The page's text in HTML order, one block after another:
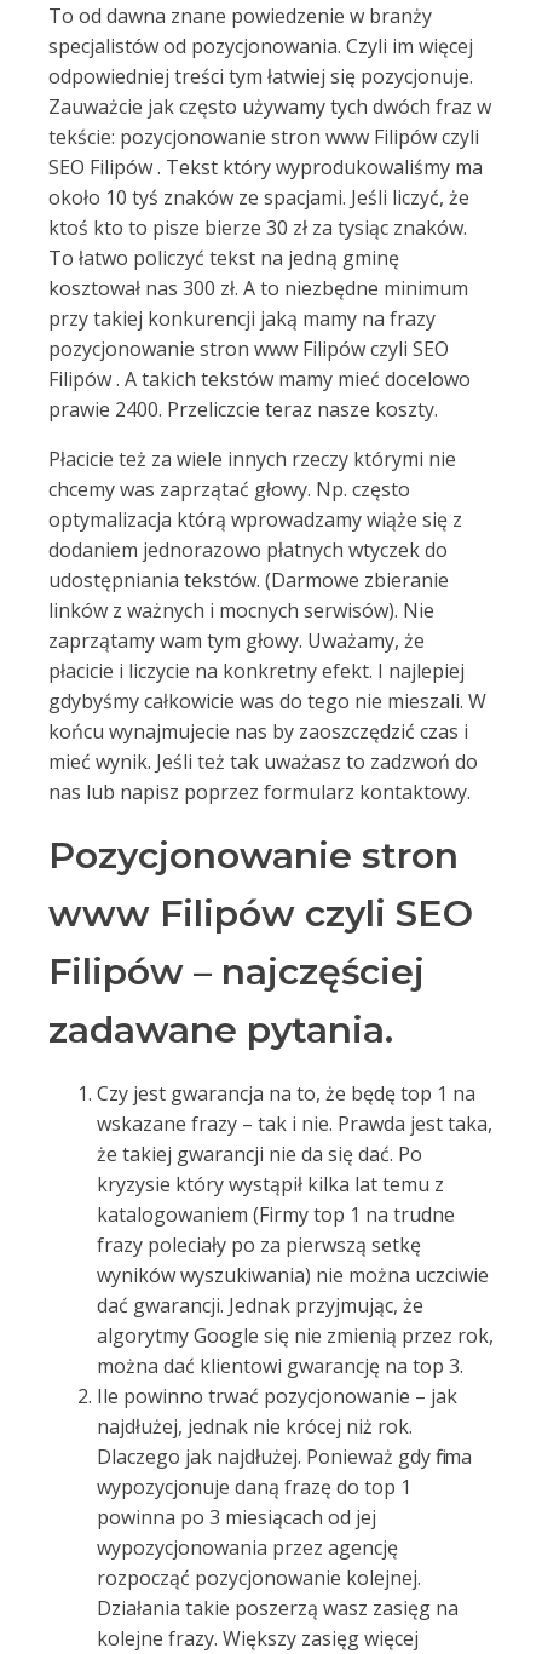
To od dawna znane powiedzenie w branży
specjalistów od pozycjonowania. Czyli im więcej
odpowiedniej treści tym łatwiej się pozycjonuje.
Zauważcie jak często używamy tych dwóch fraz w
tekście: pozycjonowanie stron www Filipów czyli
SEO Filipów . Tekst który wyprodukowaliśmy ma
około 10 tyś znaków ze spacjami. Jeśli liczyć, że
ktoś kto to pisze bierze 30 zł za tysiąc znaków.
To łatwo policzyć tekst na jedną gminę
kosztował nas 300 zł. A to niezbędne minimum
przy takiej konkurencji jaką mamy na frazy
pozycjonowanie stron www Filipów czyli SEO
Filipów . A takich tekstów mamy mieć docelowo
prawie 2400. Przeliczcie teraz nasze koszty.
Płacicie też za wiele innych rzeczy którymi nie
chcemy was zaprzątać głowy. Np. często
optymalizacja którą wprowadzamy wiąże się z
dodaniem jednorazowo płatnych wtyczek do
udostępniania tekstów. (Darmowe zbieranie
linków z ważnych i mocnych serwisów). Nie
zaprzątamy wam tym głowy. Uważamy, że
płacicie i liczycie na konkretny efekt. I najlepiej
gdybyśmy całkowicie was do tego nie mieszali. W
końcu wynajmujecie nas by zaoszczędzić czas i
mieć wynik. Jeśli też tak uważasz to zadzwoń do
nas lub napisz poprzez formularz kontaktowy.
Pozycjonowanie stron
www Filipów czyli SEO
Filipów – najczęściej
zadawane pytania.
Czy jest gwarancja na to, że będę top 1 na
wskazane frazy – tak i nie. Prawda jest taka,
że takiej gwarancji nie da się dać. Po
kryzysie który wystąpił kilka lat temu z
katalogowaniem (Firmy top 1 na trudne
frazy poleciały po za pierwszą setkę
wyników wyszukiwania) nie można uczciwie
dać gwarancji. Jednak przyjmując, że
algorytmy Google się nie zmienią przez rok,
można dać klientowi gwarancję na top 3.
Ile powinno trwać pozycjonowanie – jak
najdłużej, jednak nie krócej niż rok.
Dlaczego jak najdłużej. Ponieważ gdy firma
wypozycjonuje daną frazę do top 1
powinna po 3 miesiącach od jej
wypozycjonowania przez agencję
rozpocząć pozycjonowanie kolejnej.
Działania takie poszerzą wasz zasięg na
kolejne frazy. Większy zasięg więcej